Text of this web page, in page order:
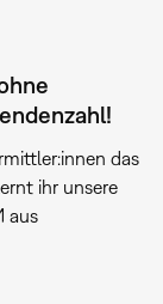
das
ihr unsere
aus